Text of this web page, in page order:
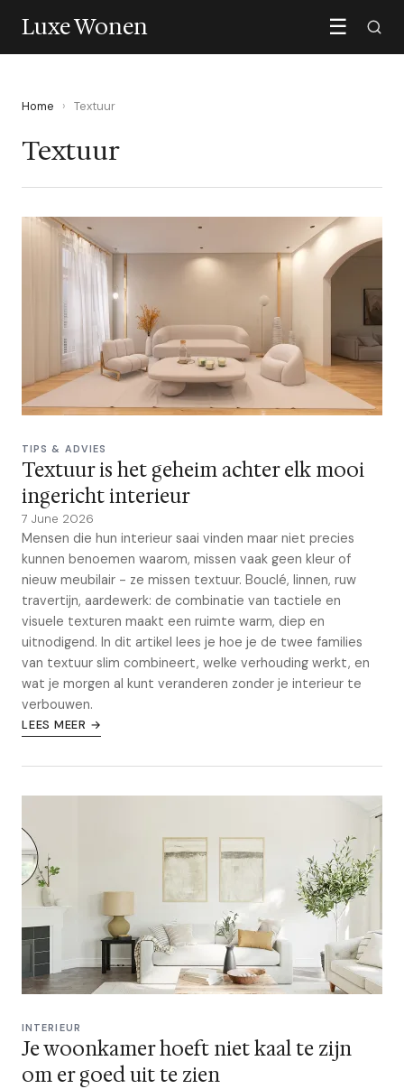
Luxe Wonen ☰
Home › Textuur
Textuur
TIPS & ADVIES
Textuur is het geheim achter elk mooi
ingericht interieur
7 June 2026
Mensen die hun interieur saai vinden maar niet precies
kunnen benoemen waarom, missen vaak geen kleur of
nieuw meubilair - ze missen textuur. Bouclé, linnen, ruw
travertijn, aardewerk: de combinatie van tactiele en
visuele texturen maakt een ruimte warm, diep en
uitnodigend. In dit artikel lees je hoe je de twee families
van textuur slim combineert, welke verhouding werkt, en
wat je morgen al kunt veranderen zonder je interieur te
verbouwen.
LEES MEER →
INTERIEUR
Je woonkamer hoeft niet kaal te zijn
om er goed uit te zien